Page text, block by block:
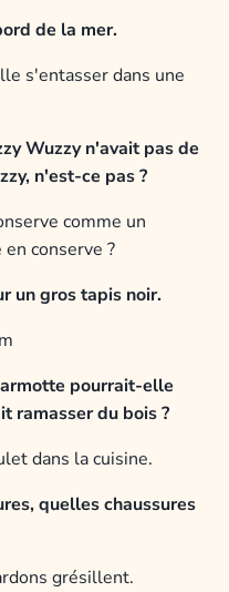
de la mer.
s'entasser dans une
Wuzzy n'avait pas de
n'est-ce pas ?
comme un
conserve ?
un gros tapis noir.
pourrait-elle
ramasser du bois ?
dans la cuisine.
quelles chaussures
grésillent.